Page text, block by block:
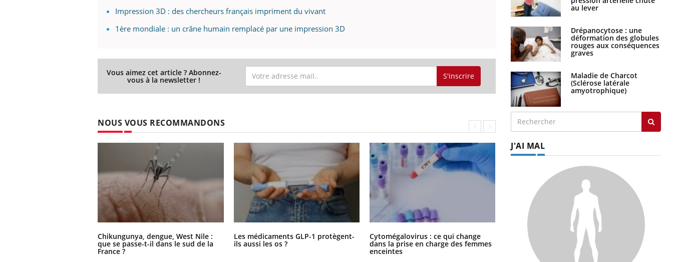
Impression 3D : des chercheurs français impriment du vivant
1ère mondiale : un crâne humain remplacé par une impression 3D
Vous aimez cet article ? Abonnez-
vous à la newsletter ! S'inscrire
NOUS VOUS RECOMMANDONS
Chikungunya, dengue, West Nile :
que se passe-t-il dans le sud de la
France ?
Les médicaments GLP-1 protègent-
ils aussi les os ?
Cytomégalovirus : ce qui change
dans la prise en charge des femmes
enceintes
La sieste empêche-t-elle de dormir
la nuit ?
au lever
Drépanocytose : une
déformation des globules
rouges aux conséquences
graves
Maladie de Charcot
(Sclérose latérale
amyotrophique)
J'AI MAL